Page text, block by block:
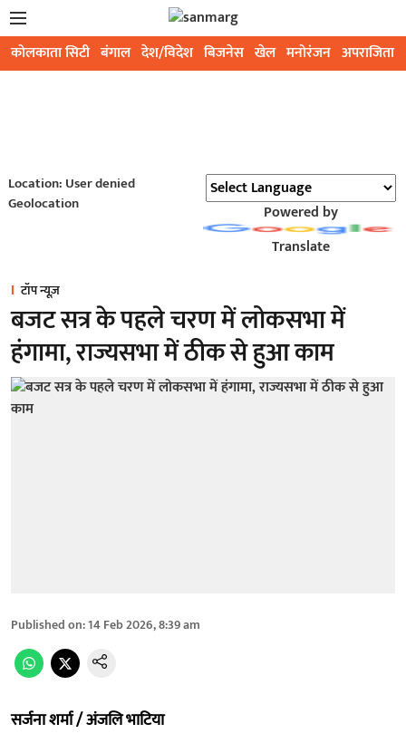
कोलकाता सिटी बंगाल देश/विदेश बिजनेस खेल मनोरंजन अपराजिता
Location: User denied
Geolocation
Powered by
Translate
टॉप न्यूज़
बजट सत्र के पहले चरण में लोकसभा में
हंगामा, राज्यसभा में ठीक से हुआ काम
Published on:14 Feb 2026, 8:39 am
सर्जना शर्मा / अंजलि भाटिया